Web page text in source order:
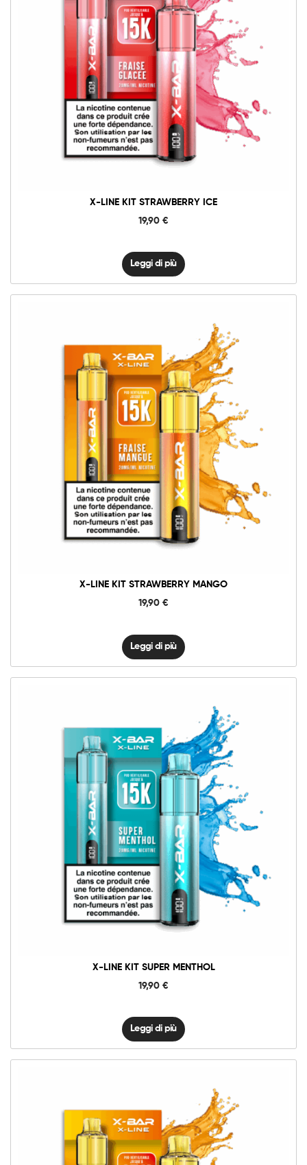
X-LINE KIT STRAWBERRY ICE
19,90 €
Leggi di più
X-LINE KIT STRAWBERRY MANGO
19,90 €
Leggi di più
X-LINE KIT SUPER MENTHOL
19,90 €
Leggi di più